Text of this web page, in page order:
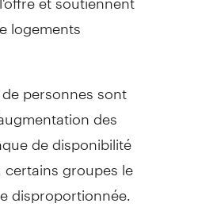
logements
personnes sont
des
de disponibilité
groupes le
disproportionnée.